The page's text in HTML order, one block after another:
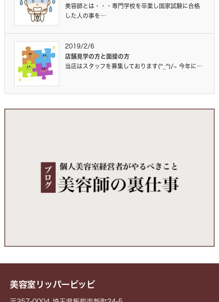
美容師とは・・・専門学校を卒業し国家試験に合格
した人の事を…
2019/2/6
店舗見学の方と面接の方
当店はスタッフを募集しております(^_^)/~ 今年に…
美容室リッパーピッピ